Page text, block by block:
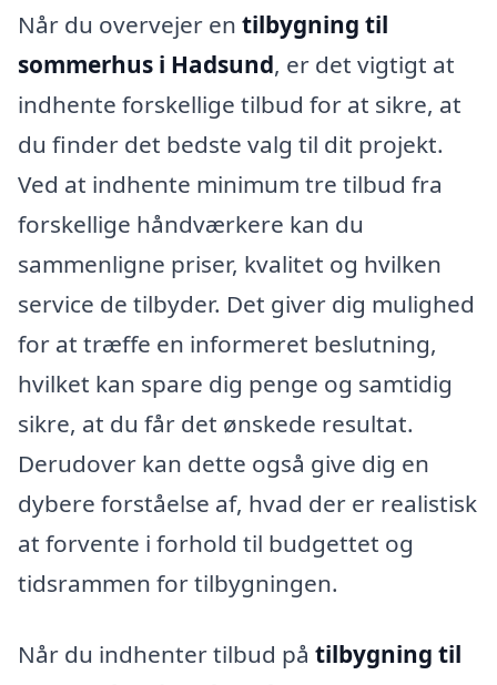
Når du overvejer en tilbygning til
sommerhus i Hadsund, er det vigtigt at
indhente forskellige tilbud for at sikre, at
du finder det bedste valg til dit projekt.
Ved at indhente minimum tre tilbud fra
forskellige håndværkere kan du
sammenligne priser, kvalitet og hvilken
service de tilbyder. Det giver dig mulighed
for at træffe en informeret beslutning,
hvilket kan spare dig penge og samtidig
sikre, at du får det ønskede resultat.
Derudover kan dette også give dig en
dybere forståelse af, hvad der er realistisk
at forvente i forhold til budgettet og
tidsrammen for tilbygningen.
Når du indhenter tilbud på tilbygning til